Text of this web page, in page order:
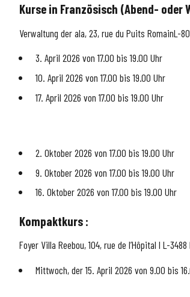
Kurse in Französisch (Abend- oder
Verwaltung der ala,23, rue du Puits RomainL-
3. April 2026 von 17.00 bis 19.00 Uhr
10. April 2026 von 17.00 bis 19.00 Uhr
17. April 2026 von 17.00 bis 19.00 Uhr
2. Oktober 2026 von 17.00 bis 19.00 Uhr
9. Oktober 2026 von 17.00 bis 19.00 Uhr
16. Oktober 2026 von 17.00 bis 19.00 Uhr
Kompaktkurs :
Foyer Villa Reebou,104, rue de l’Hôpital I L-
Mittwoch, der 15. April 2026 von 9.00 bis